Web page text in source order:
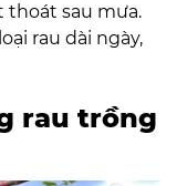
thoát sau mưa.
rau dài ngày,
rau trồng